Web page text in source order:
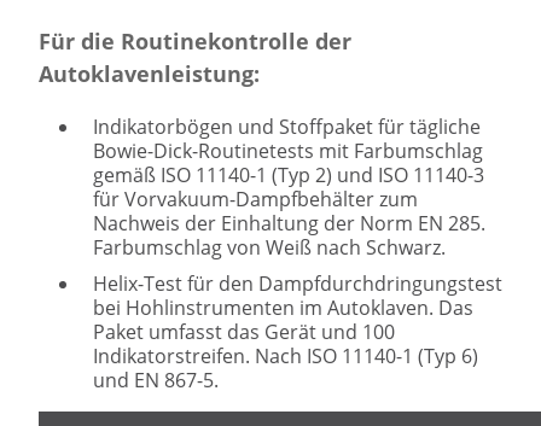
Für die Routinekontrolle der
Autoklavenleistung:
Indikatorbögen und Stoffpaket für tägliche
Bowie-Dick-Routinetests mit Farbumschlag
gemäß ISO 11140-1 (Typ 2) und ISO 11140-3
für Vorvakuum-Dampfbehälter zum
Nachweis der Einhaltung der Norm EN 285.
Farbumschlag von Weiß nach Schwarz.
Helix-Test für den Dampfdurchdringungstest
bei Hohlinstrumenten im Autoklaven. Das
Paket umfasst das Gerät und 100
Indikatorstreifen. Nach ISO 11140-1 (Typ 6)
und EN 867-5.